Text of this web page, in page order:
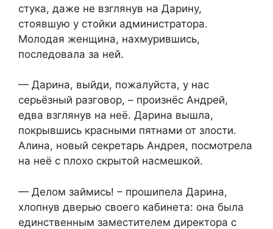
стука, даже не взглянув на Дарину,
стоявшую у стойки администратора.
Молодая женщина, нахмурившись,
последовала за ней.
— Дарина, выйди, пожалуйста, у нас
серьёзный разговор, – произнёс Андрей,
едва взглянув на неё. Дарина вышла,
покрывшись красными пятнами от злости.
Алина, новый секретарь Андрея, посмотрела
на неё с плохо скрытой насмешкой.
— Делом займись! – прошипела Дарина,
хлопнув дверью своего кабинета: она была
единственным заместителем директора с